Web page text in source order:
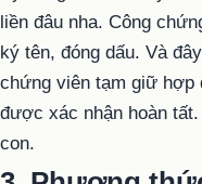
liền đâu nha. Công
ký tên, đóng dấu. Và
chứng viên tạm giữ hợp
được xác nhận hoàn
con.